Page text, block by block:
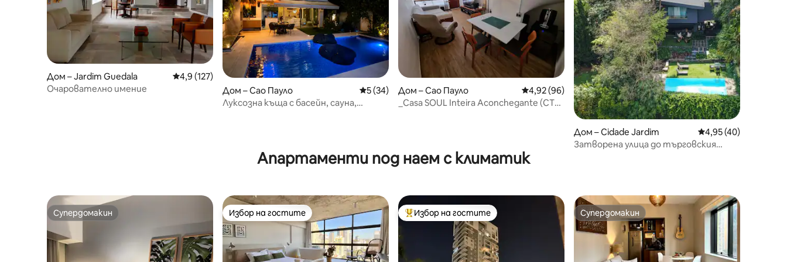
Дом – Jardim Guedala Средна оценка: 4,9 от 5, 127 отзива
4,9 (127)
Очарователно имение
Дом – Сао Пауло Средна оценка: 5 от 5, 34 отзива
5 (34)
Луксозна къща с басейн, сауна,
Дом – Сао Пауло Средна оценка: 4,92 от 5, 96 отзива
4,92 (96)
_Casa SOUL Inteira Aconchegante (СТЦ,
Дом – Cidade Jardim Средна оценка:
4,95 (40)
Затворена улица до търговския
Апартаменти под наем с климатик
Супердомакин
Супердомакин Избор на гостите
Избор на гостите Най-популярен избор на гостите
Избор на гостите Супердомакин
Супердомакин